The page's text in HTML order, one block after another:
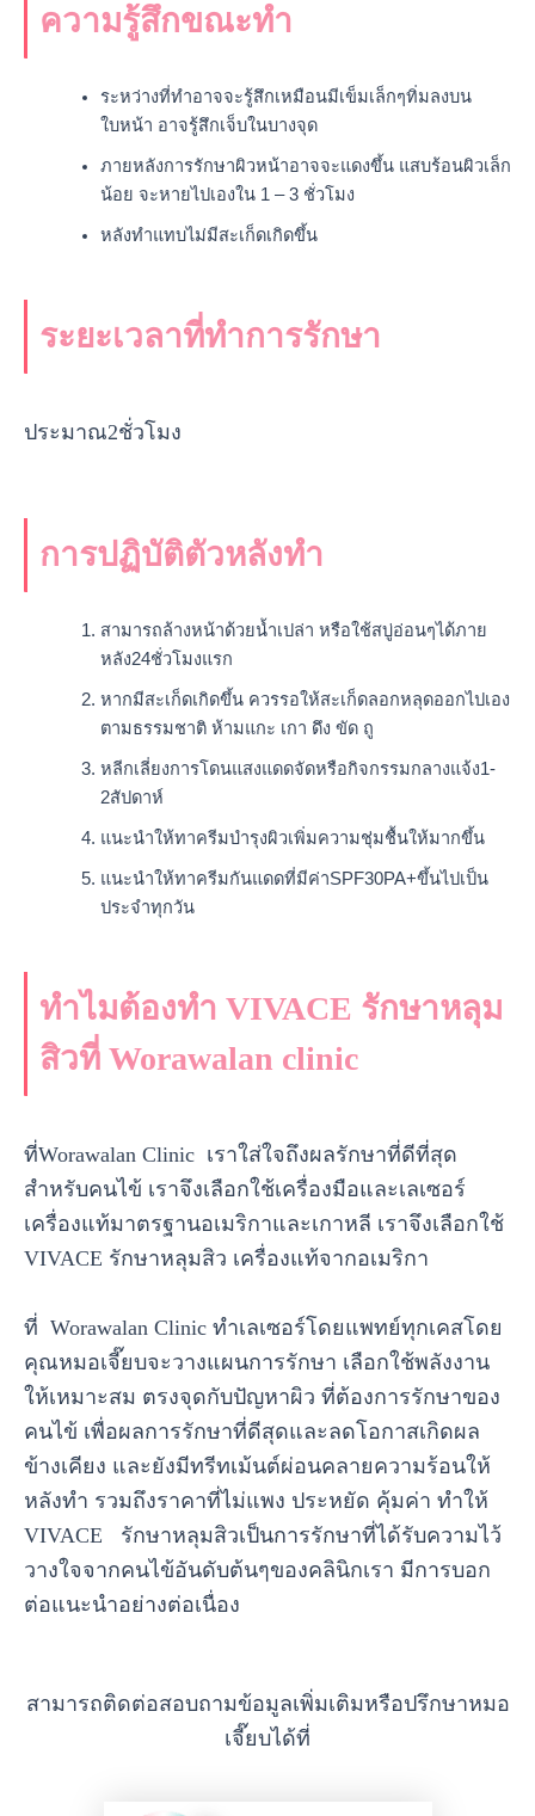
ความรู้สึกขณะทำ
ระหว่างที่ทำอาจจะรู้สึกเหมือนมีเข็มเล็กๆทิ่มลงบน
ใบหน้า อาจรู้สึกเจ็บในบางจุด
ภายหลังการรักษาผิวหน้าอาจจะแดงขึ้น แสบร้อนผิวเล็ก
น้อย จะหายไปเองใน 1 – 3 ชั่วโมง
หลังทำแทบไม่มีสะเก็ดเกิดขึ้น
ระยะเวลาที่ทำการรักษา
ประมาณ2ชั่วโมง
การปฏิบัติตัวหลังทำ
สามารถล้างหน้าด้วยน้ำเปล่า หรือใช้สบู่อ่อนๆได้ภาย
หลัง24ชั่วโมงแรก
หากมีสะเก็ดเกิดขึ้น ควรรอให้สะเก็ดลอกหลุดออกไปเอง
ตามธรรมชาติ ห้ามแกะ เกา ดึง ขัด ถู
หลีกเลี่ยงการโดนแสงแดดจัดหรือกิจกรรมกลางแจ้ง1-
2สัปดาห์
แนะนำให้ทาครีมบำรุงผิวเพิ่มความชุ่มชื้นให้มากขึ้น
แนะนำให้ทาครีมกันแดดที่มีค่าSPF30PA+ขึ้นไปเป็น
ประจำทุกวัน
ทำไมต้องทำ VIVACE รักษาหลุม
สิวที่ Worawalan clinic
ที่Worawalan Clinic เราใส่ใจถึงผลรักษาที่ดีที่สุด
สำหรับคนไข้ เราจึงเลือกใช้เครื่องมือและเลเซอร์
เครื่องแท้มาตรฐานอเมริกาและเกาหลี เราจึงเลือกใช้
VIVACE รักษาหลุมสิว เครื่องแท้จากอเมริกา
ที่ Worawalan Clinic ทำเลเซอร์โดยแพทย์ทุกเคสโดย
คุณหมอเจี๊ยบจะวางแผนการรักษา เลือกใช้พลังงาน
ให้เหมาะสม ตรงจุดกับปัญหาผิว ที่ต้องการรักษาของ
คนไข้ เพื่อผลการรักษาที่ดีสุดและลดโอกาสเกิดผล
ข้างเคียง และยังมีทรีทเม้นต์ผ่อนคลายความร้อนให้
หลังทำ รวมถึงราคาที่ไม่แพง ประหยัด คุ้มค่า ทำให้
VIVACE รักษาหลุมสิวเป็นการรักษาที่ได้รับความไว้
วางใจจากคนไข้อันดับต้นๆของคลินิกเรา มีการบอก
ต่อแนะนำอย่างต่อเนื่อง
สามารถติดต่อสอบถามข้อมูลเพิ่มเติมหรือปรึกษาหมอ
เจี๊ยบได้ที่